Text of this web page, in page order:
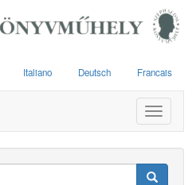
Italiano Deutsch Francais
Toggle